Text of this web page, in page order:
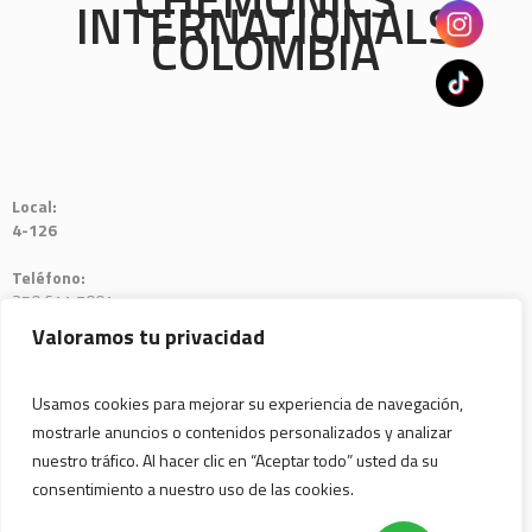
Valoramos tu privacidad
Usamos cookies para mejorar su experiencia de navegación,
mostrarle anuncios o contenidos personalizados y analizar
nuestro tráfico. Al hacer clic en “Aceptar todo” usted da su
consentimiento a nuestro uso de las cookies.
INTERNATIONALS
COLOMBIA
Local:
4-126
Teléfono:
350 611 7001
JAIRO MENDOZA